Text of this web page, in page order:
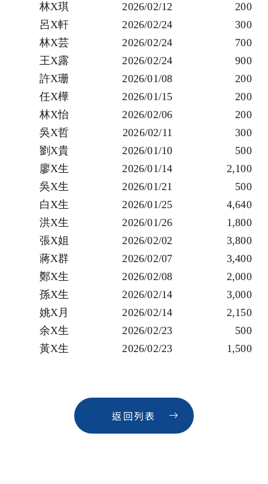
林X琪
2026/02/12
        200
呂X軒
2026/02/24
        300
林X芸
2026/02/24
        700
王X露
2026/02/24
        900
許X珊
2026/01/08
        200
任X樺
2026/01/15
        200
林X怡
2026/02/06
        200
吳X哲
2026/02/11
        300
劉X貴
2026/01/10
        500
廖X生
2026/01/14
       2,100
吳X生
2026/01/21
        500
白X生
2026/01/25
       4,640
洪X生
2026/01/26
       1,800
張X姐
2026/02/02
       3,800
蔣X群
2026/02/07
       3,400
鄭X生
2026/02/08
       2,000
孫X生
2026/02/14
       3,000
姚X月
2026/02/14
       2,150
余X生
2026/02/23
        500
黃X生
2026/02/23
       1,500
返回列表